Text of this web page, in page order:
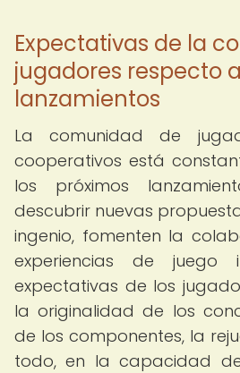
Expectativas de la
jugadores respecto
lanzamientos
La comunidad de
cooperativos está
los próximos
descubrir nuevas
ingenio, fomenten la
experiencias de juego
expectativas de los
la originalidad de los
de los componentes, la
todo, en la capacidad